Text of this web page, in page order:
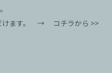
けます。 → コチラから >>